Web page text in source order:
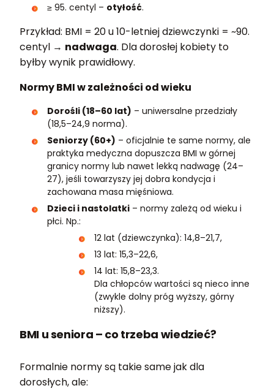
≥ 95. centyl – otyłość.
Przykład: BMI = 20 u 10-letniej dziewczynki = ~90.
centyl → nadwaga. Dla dorosłej kobiety to
byłby wynik prawidłowy.
Normy BMI w zależności od wieku
Dorośli (18–60 lat) – uniwersalne przedziały
(18,5–24,9 norma).
Seniorzy (60+) – oficjalnie te same normy, ale
praktyka medyczna dopuszcza BMI w górnej
granicy normy lub nawet lekką nadwagę (24–
27), jeśli towarzyszy jej dobra kondycja i
zachowana masa mięśniowa.
Dzieci i nastolatki – normy zależą od wieku i
płci. Np.:
12 lat (dziewczynka): 14,8–21,7,
13 lat: 15,3–22,6,
14 lat: 15,8–23,3.
Dla chłopców wartości są nieco inne
(zwykle dolny próg wyższy, górny
niższy).
BMI u seniora – co trzeba wiedzieć?
Formalnie normy są takie same jak dla
dorosłych, ale: